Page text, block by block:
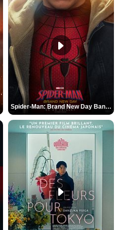
Spider-Man: Brand New Day Bande-annonce VO STFR